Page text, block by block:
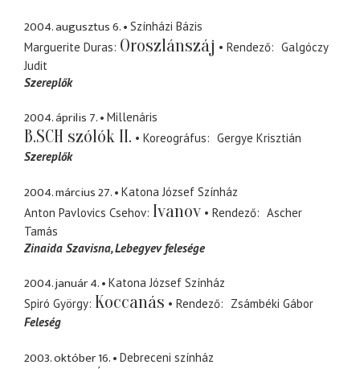
2004. augusztus 6.
Színházi Bázis
Marguerite Duras Oroszlánszáj Rendező
Galgóczy
Judit
Szereplők
2004. április 7. Millenáris
B.SCH szólók II. Koreográfus
Gergye Krisztián
Szereplők
2004. március 27.
Katona József Színház
Anton Pavlovics Csehov Ivanov Rendező
Ascher
Tamás
Zinaida Szavisna Lebegyev felesége
2004. január 4.
Katona József Színház
Spiró György Koccanás Rendező
Zsámbéki Gábor
Feleség
2003. október 16. Debreceni színház